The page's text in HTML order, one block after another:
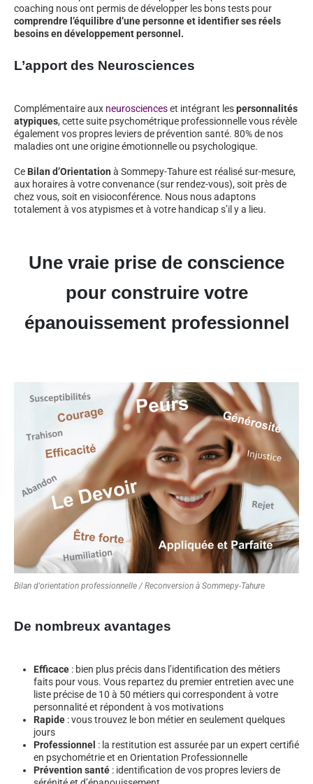
coaching nous ont permis de développer les bons tests pour
comprendre l’équilibre d’une personne et identifier ses réels
besoins en développement personnel.
L’apport des Neurosciences
Complémentaire aux neuroscienceset intégrant lespersonnalités
atypiques, cette suite psychométrique professionnelle vous révèle
également vos propres leviers de prévention santé. 80% de nos
maladies ont une origine émotionnelle ou psychologique.
Ce Bilan d’Orientation à Sommepy-Tahure est réalisé sur-mesure,
aux horaires à votre convenance (sur rendez-vous), soit près de
chez vous, soit en visioconférence. Nous nous adaptons
totalement à vos atypismes et à votre handicap s’il y a lieu.
Une vraie prise de conscience
pour construire votre
épanouissement professionnel
Bilan d'orientation professionnelle / Reconversion à Sommepy-Tahure
De nombreux avantages
Efficace : bien plus précis dans l’identification des métiers
faits pour vous. Vous repartez du premier entretien avec une
liste précise de 10 à 50 métiers qui correspondent à votre
personnalité et répondent à vos motivations
Rapide : vous trouvez le bon métier en seulement quelques
jours
Professionnel : la restitution est assurée par un expert certifié
en psychométrie et en Orientation Professionnelle
Prévention santé : identification de vos propres leviers de